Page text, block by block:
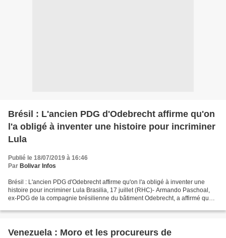
Brésil : L'ancien PDG d'Odebrecht affirme qu'on
l'a obligé à inventer une histoire pour incriminer
Lula
Publié le 18/07/2019 à 16:46
Par Bolivar Infos
Brésil : L'ancien PDG d'Odebrecht affirme qu'on l'a obligé à inventer une
histoire pour incriminer Lula Brasilia, 17 juillet (RHC)- Armando Paschoal,
ex-PDG de la compagnie brésilienne du bâtiment Odebrecht, a affirmé que
Venezuela : Moro et les procureurs de